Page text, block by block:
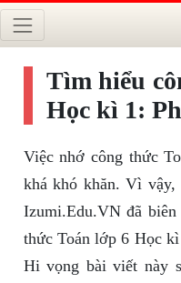
Tìm hiểu
Học kì 1:
Việc nhớ công thức
khá khó khăn. Vì vậy,
Izumi.Edu.VN đã
thức Toán lớp 6 Học
Hi vọng bài viết này